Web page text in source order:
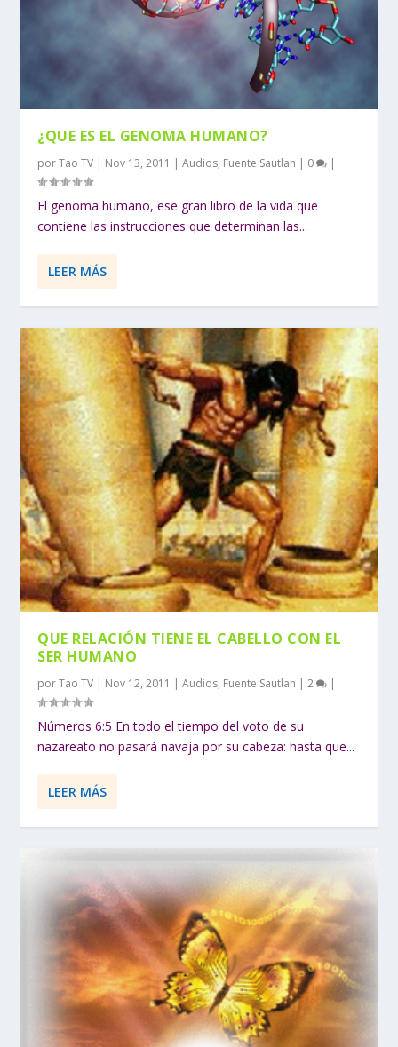
¿QUE ES EL GENOMA HUMANO?
porTao TV | Nov 13, 2011 |Audios, Fuente Sautlan | 0 |
El genoma humano, ese gran libro de la vida que
contiene las instrucciones que determinan las...
LEER MÁS
QUE RELACIÓN TIENE EL CABELLO CON EL
SER HUMANO
porTao TV | Nov 12, 2011 |Audios, Fuente Sautlan |2 |
Números 6:5 En todo el tiempo del voto de su
nazareato no pasará navaja por su cabeza: hasta que...
LEER MÁS